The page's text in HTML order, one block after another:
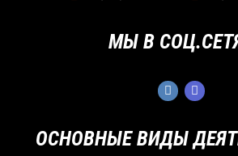
ОСНОВНЫЕ ВИДЫ
МЫ В